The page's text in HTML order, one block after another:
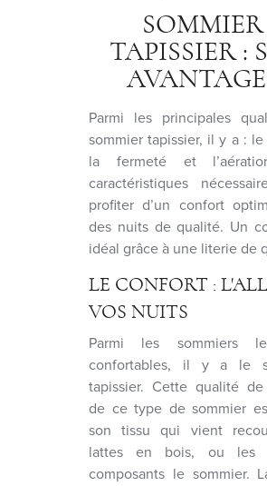
SOMMIER
TAPISSIER :
Parmi les principales
sommier tapissier, il y a :
la fermeté et
caractéristiques
profiter d’un confort
des nuits de qualité. Un
idéal grâce à une literie de
LE CONFORT :
VOS NUITS
Parmi les sommiers
confortables, il y a le
tapissier. Cette qualité
de ce type de sommier
son tissu qui vient
lattes en bois, ou les
composants le sommier.